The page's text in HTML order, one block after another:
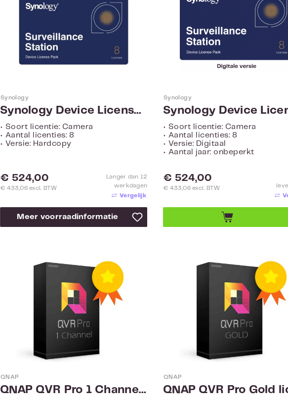
Synology
Synology Device License Pack x 8
• Soort licentie: Camera
• Aantal licenties: 8
• Versie: Hardcopy
Normale prijs:
€ 524,00
€ 433,06 excl. BTW
Langer dan 12
werkdagen
Vergelijk
Meer voorraadinformatie
Synology
• Soort licentie: Camera
• Aantal licenties: 8
• Versie: Digitaal
• Aantal jaar: onbeperkt
Normale prijs:
€ 524,00
€ 433,06 excl. BTW
QNAP
QNAP QVR Pro 1 Channel License LIC-SW-QVRPRO-1CH-EI
QNAP